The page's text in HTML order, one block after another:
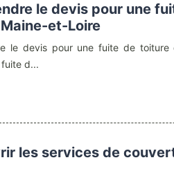
le devis pour une
et-Loire
le devis pour une fuite de toiture
d...
les services de